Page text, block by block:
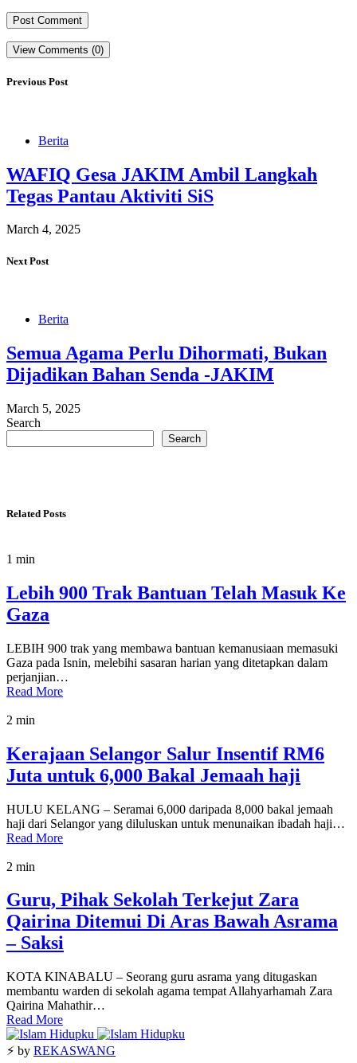
View Comments (0)
Previous Post
Berita
WAFIQ Gesa JAKIM Ambil Langkah
Tegas Pantau Aktiviti SiS
March 4, 2025
Next Post
Berita
Semua Agama Perlu Dihormati, Bukan
Dijadikan Bahan Senda -JAKIM
March 5, 2025
Search
Search
Related Posts
1 min
Lebih 900 Trak Bantuan Telah Masuk Ke
Gaza
LEBIH 900 trak yang membawa bantuan kemanusiaan memasuki
Gaza pada Isnin, melebihi sasaran harian yang ditetapkan dalam
perjanjian…
Read More
2 min
Kerajaan Selangor Salur Insentif RM6
Juta untuk 6,000 Bakal Jemaah haji
HULU KELANG – Seramai 6,000 daripada 8,000 bakal jemaah
haji dari Selangor yang diluluskan untuk menunaikan ibadah haji…
Read More
2 min
Guru, Pihak Sekolah Terkejut Zara
Qairina Ditemui Di Aras Bawah Asrama
– Saksi
KOTA KINABALU – Seorang guru asrama yang ditugaskan
membantu warden di sekolah agama tempat Allahyarhamah Zara
Qairina Mahathir…
Read More
⚡ by REKASWANG